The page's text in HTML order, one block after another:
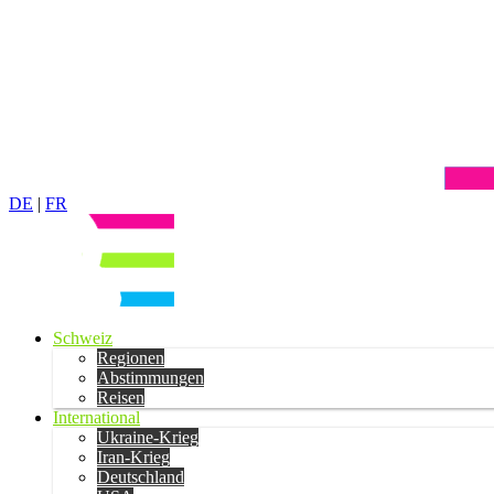
DE | FR
Schweiz
Regionen
Abstimmungen
Reisen
International
Ukraine-Krieg
Iran-Krieg
Deutschland